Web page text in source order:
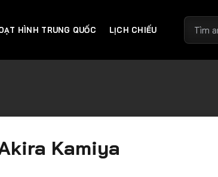
HÌNH TRUNG QUỐC LỊCH CHIẾU
Kamiya